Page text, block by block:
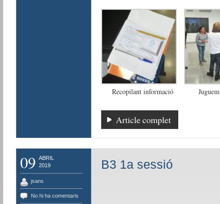
Recopilant informació
Article complet
09 ABRIL
2019
jsans
No hi ha comentaris
B3 1a sessió